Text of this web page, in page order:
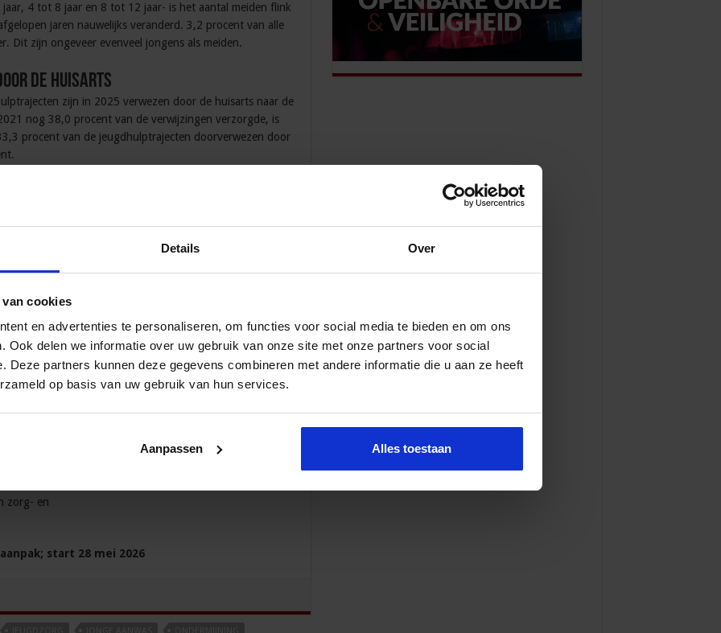
Details Over
cookies
en advertenties te personaliseren, om functies voor social media te bieden en om ons
Ook delen we informatie over uw gebruik van onze site met onze partners voor social
Deze partners kunnen deze gegevens combineren met andere informatie die u aan ze heeft
op basis van uw gebruik van hun services.
Aanpassen Alles toestaan
4 tot 8 jaar en 8 tot 12 jaar- is het aantal meiden flink
jaren nauwelijks veranderd. 3,2 procent van alle
Dit zijn ongeveer evenveel jongens als meiden.
de huisarts
zijn in 2025 verwezen door de huisarts naar de
nog 38,0 procent van de verwijzingen verzorgde, is
procent van de jeugdhulptrajecten doorverwezen door
team van de gemeente zelf werden uitgevoerd is geen
procent in 2021 naar 15,9 procent in 2025. Door de
steeds meer regie bij het uitvoeren van jeugdhulp
over de aanpak van Jeugdcriminaliteit?
en
zich
de fout in gaan
zorg- en
start 28 mei 2026